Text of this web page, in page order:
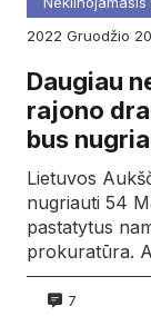
2022
gruodžio
Daugiau
rajono
bus
Lietuvos
nugriauti 54
pastatytus
prokuratūra.
7